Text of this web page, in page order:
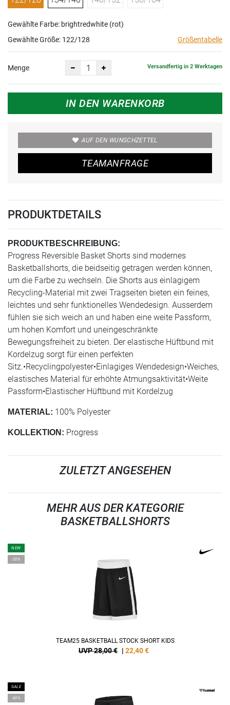
Gewählte Farbe: brightredwhite (rot)
Gewählte Größe: 122/128 Größentabelle
Menge Versandfertig in 2 Werktagen
IN DEN WARENKORB
AUF DEN WUNSCHZETTEL
TEAMANFRAGE
PRODUKTDETAILS
PRODUKTBESCHREIBUNG:
Progress Reversible Basket Shorts sind modernes
Basketballshorts, die beidseitig getragen werden können,
um die Farbe zu wechseln. Die Shorts aus einlagigem
Recycling-Material mit zwei Tragseiten bieten ein feines,
leichtes und sehr funktionelles Wendedesign. Ausserdem
fühlen sie sich weich an und haben eine weite Passform,
um hohen Komfort und uneingeschränkte
Bewegungsfreiheit zu bieten. Der elastische Hüftbund mit
Kordelzug sorgt für einen perfekten
Sitz.•Recyclingpolyester•Einlagiges Wendedesign•Weiches,
elastisches Material für erhöhte Atmungsaktivität•Weite
Passform•Elastischer Hüftbund mit Kordelzug
MATERIAL: 100% Polyester
KOLLEKTION: Progress
ZULETZT ANGESEHEN
MEHR AUS DER KATEGORIE
BASKETBALLSHORTS
NEW
-20%
TEAM25 BASKETBALL STOCK SHORT KIDS
UVP 28,00 € | 22,40€
SALE
-60%